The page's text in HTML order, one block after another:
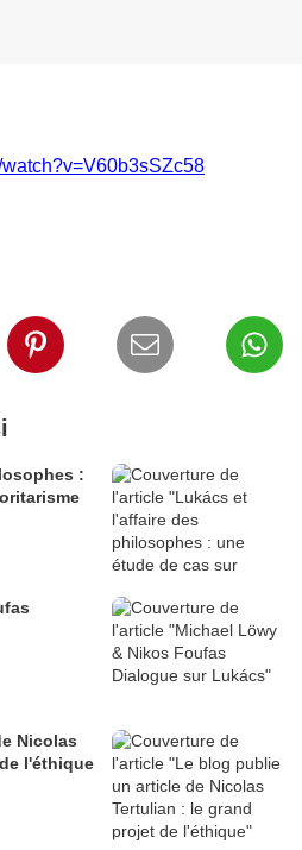
:
Nicolas
l'éthique